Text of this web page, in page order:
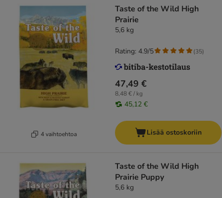
4 vaihtoehtoa
Taste of the Wild High
Prairie
5,6 kg
47,49 €
8,48 € / kg
45,12 €
Rating: 4.9/5 (35)
Lisää ostoskoriin
Taste of the Wild High
Prairie Puppy
5,6 kg